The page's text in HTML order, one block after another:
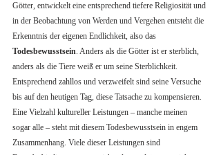
Götter, entwickelt eine entsprechend tiefere Religiosität und
in der Beobachtung von Werden und Vergehen entsteht die
Erkenntnis der eigenen Endlichkeit, also das
Todesbewusstsein. Anders als die Götter ist er sterblich,
anders als die Tiere weiß er um seine Sterblichkeit.
Entsprechend zahllos und verzweifelt sind seine Versuche
bis auf den heutigen Tag, diese Tatsache zu kompensieren.
Eine Vielzahl kultureller Leistungen – manche meinen
sogar alle – steht mit diesem Todesbewusstsein in engem
Zusammenhang. Viele dieser Leistungen sind